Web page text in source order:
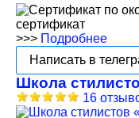
сертификат
>>> Подробнее
Написать в
Школа
16